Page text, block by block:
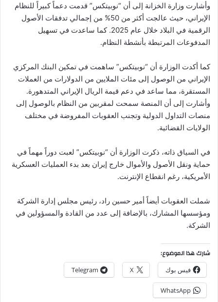
وأشارت وزارة الخزانة إلى أن “نوبيتكس” قدمت دعماً كبيراً للنظام
الإيراني، حيث عالجت أكثر من 50% من إجمالي تدفقات الأصول
الرقمية في البلاد خلال عام 2025. كما ساعدت في تسهيل
المدفوعات المرتبطة بأنشطة النظام.
كما أكدت الوزارة أن “نوبيتكس” ساهمت في تمكين البنك المركزي
الإيراني من الوصول إلى مئات الملايين من الدولارات من العملات
المستقرة، مما ساعد في دعم قيمة الريال الإيراني المتدهورة.
وأشارت إلى أن المنصة سمحت لمقربين من النظام بالوصول إلى
منصات التداول الدولية وتجنب العقوبات المفروضة في مختلف
الولايات القضائية.
في السياق ذاته، ذكرت الوزارة أن “نوبيتكس” لعبت دوراً مهماً في
حماية ونقل الأصول والأموال خارج إيران بعد بدء العمليات العسكرية
الأمريكية، رغم انقطاع الإنترنت.
شملت العقوبات أيضاً أمير حسين راد، رئيس مجلس إدارة الشركة
ومؤسسها المشارك، بالإضافة إلى عدد من القادة والمسؤولين في
الشركة.
شارك هذا الموضوع:
فيس بوك X
Telegram
WhatsApp